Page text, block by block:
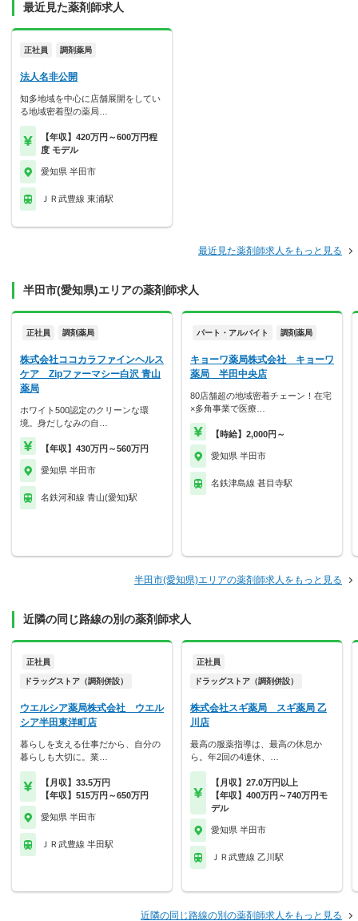
最近見た薬剤師求人
正社員 調剤薬局
法人名非公開
知多地域を中心に店舗展開をしてい
る地域密着型の薬局…
【年収】420万円～600万円程
度 モデル
愛知県 半田市
ＪＲ武豊線 東浦駅
最近見た薬剤師求人をもっと見る
半田市(愛知県)エリアの薬剤師求人
正社員 調剤薬局
株式会社ココカラファインヘルス
ケア Zipファーマシー白沢 青山
薬局
ホワイト500認定のクリーンな環
境。身だしなみの自…
【年収】430万円～560万円
愛知県 半田市
名鉄河和線 青山(愛知)駅
パート・アルバイト 調剤薬局
キョーワ薬局株式会社 キョーワ
薬局 半田中央店
80店舗超の地域密着チェーン！在宅
×多角事業で医療…
【時給】2,000円～
愛知県 半田市
名鉄津島線 甚目寺駅
半田市(愛知県)エリアの薬剤師求人をもっと見る
近隣の同じ路線の別の薬剤師求人
正社員
ドラッグストア（調剤併設）
ウエルシア薬局株式会社 ウエル
シア半田東洋町店
暮らしを支える仕事だから、自分の
暮らしも大切に。業…
【月収】33.5万円
【年収】515万円～650万円
愛知県 半田市
ＪＲ武豊線 半田駅
正社員
ドラッグストア（調剤併設）
株式会社スギ薬局 スギ薬局 乙
川店
最高の服薬指導は、最高の休息か
ら。年2回の4連休、…
【月収】27.0万円以上
【年収】400万円～740万円モ
デル
愛知県 半田市
ＪＲ武豊線 乙川駅
近隣の同じ路線の別の薬剤師求人をもっと見る